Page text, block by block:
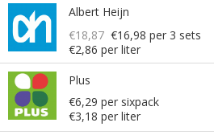
Albert Heijn
€18,87 €16,98 per 3 sets
€2,86 per liter
Plus
€6,29 per sixpack
€3,18 per liter